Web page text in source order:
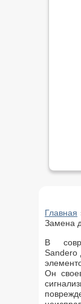
Главная
Замена
В
Sandero
Он